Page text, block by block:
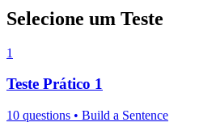
Selecione um Teste
1
Teste Prático 1
10 questions • Build a Sentence